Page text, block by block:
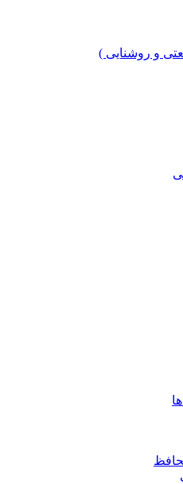
و روشنایی )